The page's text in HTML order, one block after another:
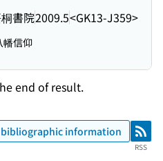
書院2009.5<GK13-J359>
幡信仰
end of result.
information RSS
RSS